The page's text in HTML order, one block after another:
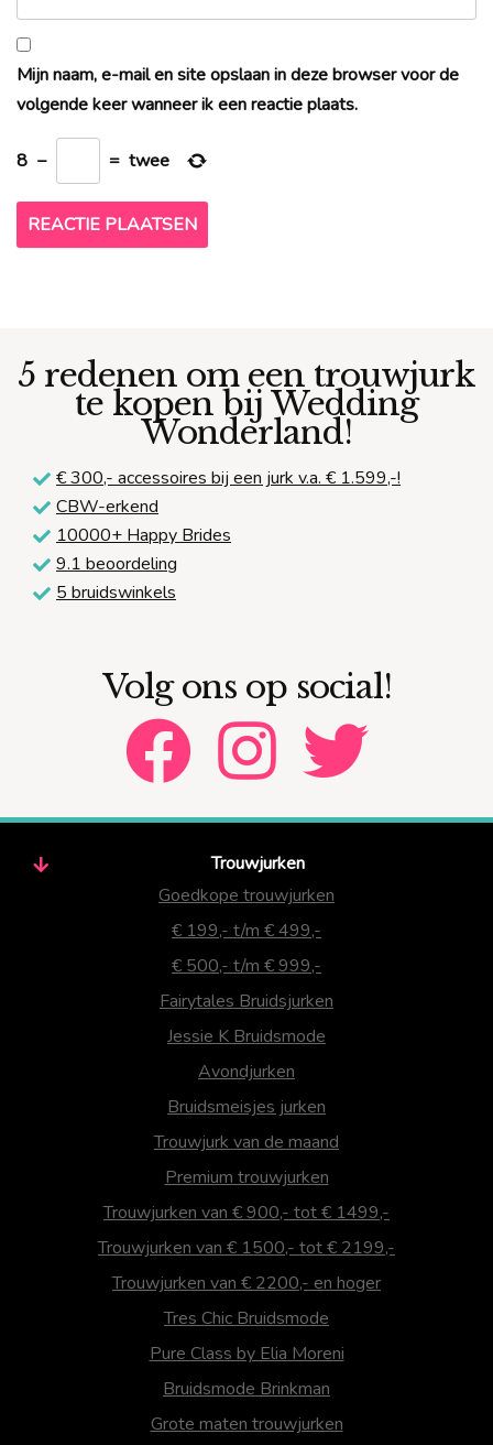
Mijn naam, e-mail en site opslaan in deze browser voor de
volgende keer wanneer ik een reactie plaats.
8 − = twee
5 redenen om een trouwjurk
te kopen bij Wedding
Wonderland!
€ 300,- accessoires bij een jurk v.a. € 1.599,-!
CBW-erkend
10000+ Happy Brides
9.1 beoordeling
5 bruidswinkels
Volg ons op social!
Trouwjurken
Goedkope trouwjurken
€ 199,- t/m € 499,-
€ 500,- t/m € 999,-
Fairytales Bruidsjurken
Jessie K Bruidsmode
Avondjurken
Bruidsmeisjes jurken
Trouwjurk van de maand
Premium trouwjurken
Trouwjurken van € 900,- tot € 1499,-
Trouwjurken van € 1500,- tot € 2199,-
Trouwjurken van € 2200,- en hoger
Tres Chic Bruidsmode
Pure Class by Elia Moreni
Bruidsmode Brinkman
Grote maten trouwjurken